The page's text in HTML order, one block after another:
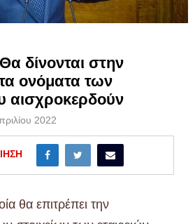
δίνονται στην
ονόματα των
αισχροκερδούν
2022
θα επιτρέπει την